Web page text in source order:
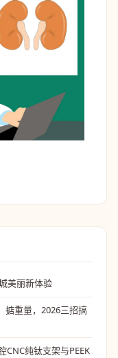
美丽新体验
掂重量，2026三招搞
CNC纯钛支架与PEEK